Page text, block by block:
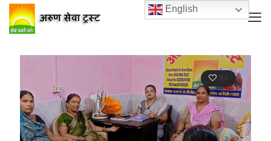
83
English